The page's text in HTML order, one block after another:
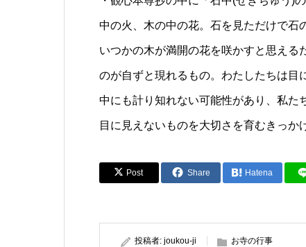
中の火、木の中の花。石を見ただけで石
いつかの木が満開の花を咲かすと思える
のが自ずと現れるもの。わたしたちは目
中にも計り知れない可能性があり、私た
目に見えないものを大切さを育むきっか
Post Share Hatena
投稿者: joukou-ji お寺の行事